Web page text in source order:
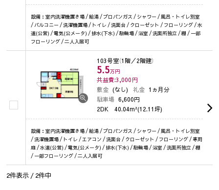
設備：室内洗濯機置き場 / 給湯 / プロパンガス / シャワー / 風呂・トイレ別室
/ バルコニー / 洗濯機置場 / トイレ / 洗面台 / クローゼット / フローリング / 水
道(公営) / 電気(公メータ) / 排水(下水) / 駐輪場 / 浴室 / 洗面所独立 / 棚 / 一部
フローリング / 二人入居可
103号室（1階／2階建）
5.5万円
共益費:3,000円
敷金 (なし) 礼金 1ヵ月分
駐車場 6,600円
2DK 40.04m²(12.11坪)
設備：室内洗濯機置き場 / 給湯 / プロパンガス / シャワー / 風呂・トイレ別室
/ 洗濯機置場 / トイレ / エアコン / 洗面台 / クローゼット / フローリング / 専用
庭 / 水道(公営) / 電気(公メータ) / 排水(下水) / 駐輪場 / 浴室 / 洗面所独立 / 棚
/ 一部フローリング / 二人入居可
2件表示 / 2件中